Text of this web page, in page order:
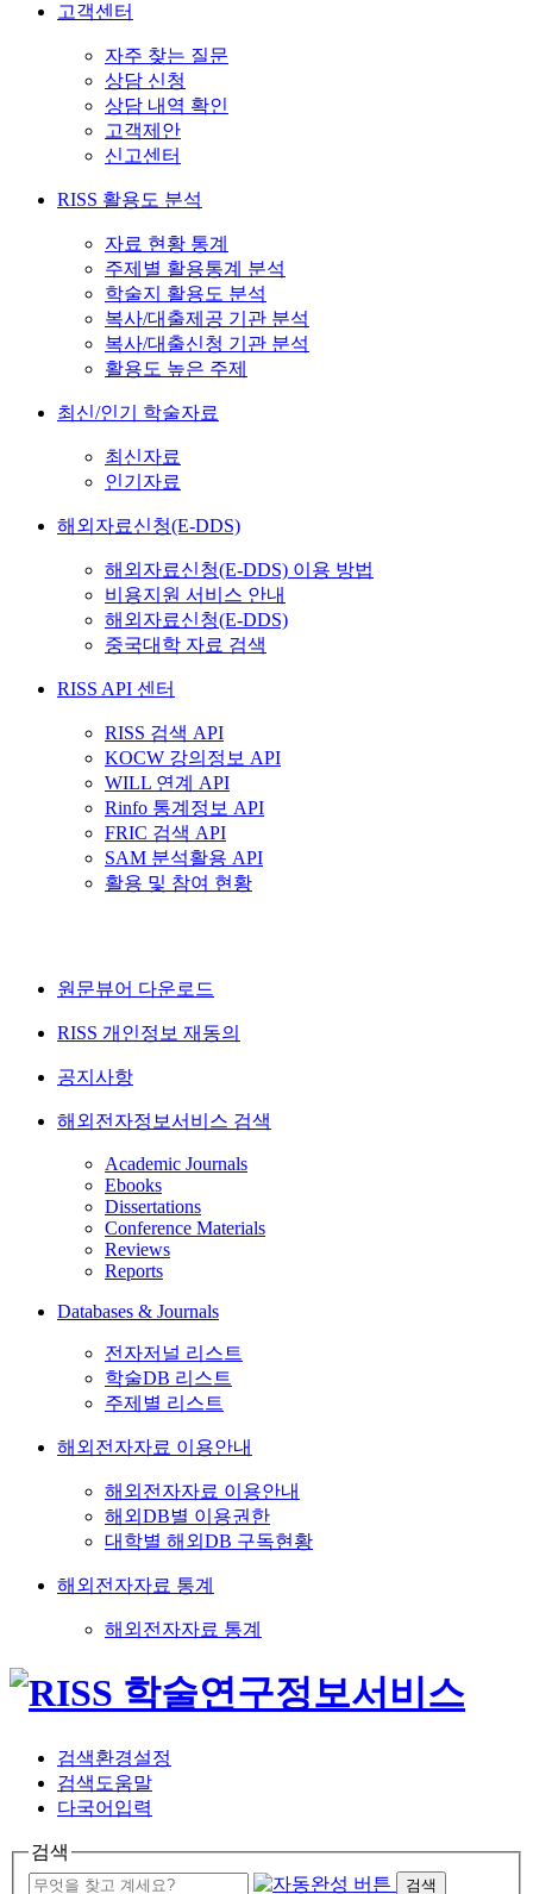
고객센터
자주 찾는 질문
상담 신청
상담 내역 확인
고객제안
신고센터
RISS 활용도 분석
자료 현황 통계
주제별 활용통계 분석
학술지 활용도 분석
복사/대출제공 기관 분석
복사/대출신청 기관 분석
활용도 높은 주제
최신/인기 학술자료
최신자료
인기자료
해외자료신청(E-DDS)
해외자료신청(E-DDS) 이용 방법
비용지원 서비스 안내
해외자료신청(E-DDS)
중국대학 자료 검색
RISS API 센터
RISS 검색 API
KOCW 강의정보 API
WILL 연계 API
Rinfo 통계정보 API
FRIC 검색 API
SAM 분석활용 API
활용 및 참여 현황
원문뷰어 다운로드
RISS 개인정보 재동의
공지사항
해외전자정보서비스 검색
Academic Journals
Ebooks
Dissertations
Conference Materials
Reviews
Reports
Databases & Journals
전자저널 리스트
학술DB 리스트
주제별 리스트
해외전자자료 이용안내
해외전자자료 이용안내
해외DB별 이용권한
대학별 해외DB 구독현황
해외전자자료 통계
해외전자자료 통계
검색환경설정
검색도움말
다국어입력
검색
검색